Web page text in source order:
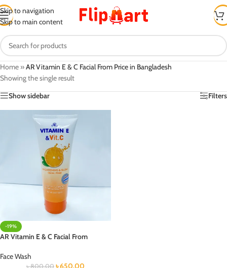
Skip to navigation
Skip to main content
Home »AR Vitamin E & C Facial From Price in Bangladesh
Showing the single result
Show sidebar
Filters
-19%
AR Vitamin E & C Facial From
Face Wash
৳800.00 ৳650.00